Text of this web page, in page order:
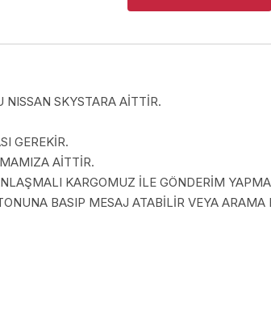
SKYSTARA AİTTİR.
GEREKİR.
AİTTİR.
KARGOMUZ İLE GÖNDERİM
BASIP MESAJ ATABİLİR VEYA